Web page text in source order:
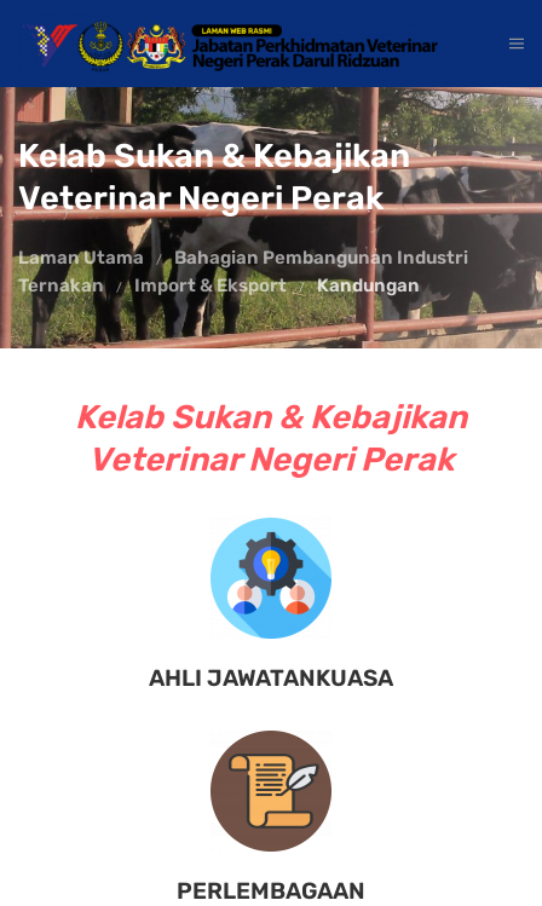
Kelab Sukan & Kebajikan
Veterinar Negeri Perak
Laman Utama
Bahagian Pembangunan Industri
Ternakan
Import & Eksport Kandungan
Kelab Sukan & Kebajikan
Veterinar Negeri Perak
AHLI JAWATANKUASA
PERLEMBAGAAN